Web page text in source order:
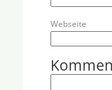
Webseite